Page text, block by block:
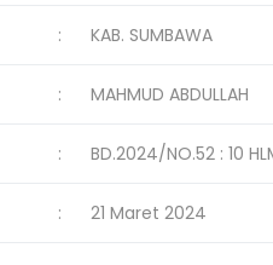
: KAB. SUMBAWA
: MAHMUD ABDULLAH
: BD.2024/NO.52 : 10
: 21 Maret 2024